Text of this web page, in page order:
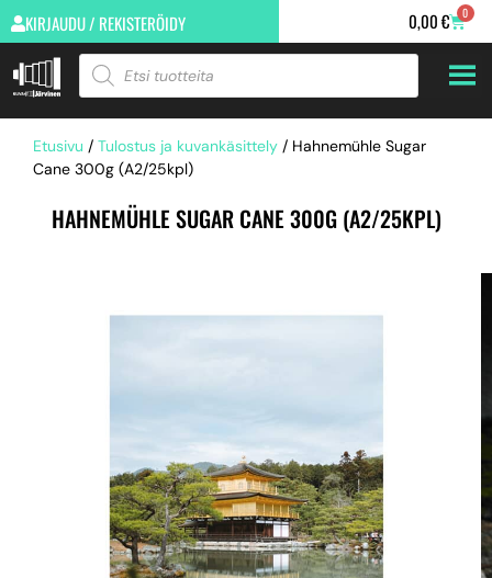
KIRJAUDU / REKISTERÖIDY 0,00€ 0
Etusivu / Tulostus ja kuvankäsittely / Hahnemühle Sugar
Cane 300g (A2/25kpl)
HAHNEMÜHLE SUGAR CANE 300G (A2/25KPL)